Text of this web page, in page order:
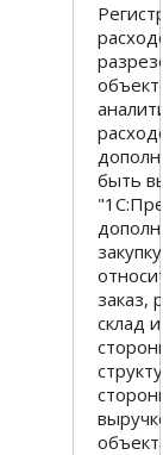
быть
заказ,
склад